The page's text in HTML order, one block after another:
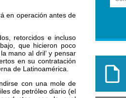
en operación antes de
retorcidos e incluso
que hicieron poco
mano al dril’ y pensar
en su contratación
de Latinoamérica.
con una mole de
de petróleo diario (el